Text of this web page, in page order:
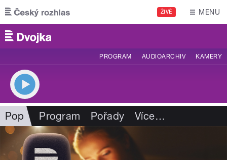
Přejít k hlavnímu obsahu
ŽIVĚ MENU
PROGRAM AUDIOARCHIV KAMERY
Pop Program Pořady Více…